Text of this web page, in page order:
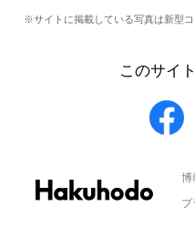
※サイトに掲載している写真は新型
このサイ
博
プ